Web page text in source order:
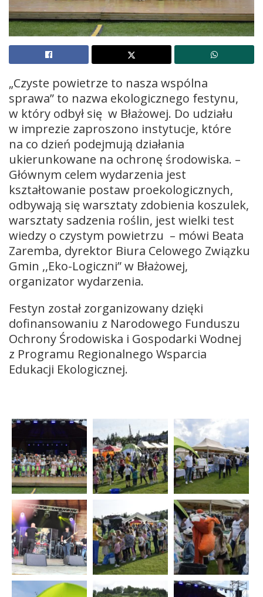
„Czyste powietrze to nasza wspólna
sprawa” to nazwa ekologicznego festynu,
w który odbył się w Błażowej. Do udziału
w imprezie zaproszono instytucje, które
na co dzień podejmują działania
ukierunkowane na ochronę środowiska. –
Głównym celem wydarzenia jest
kształtowanie postaw proekologicznych,
odbywają się warsztaty zdobienia koszulek,
warsztaty sadzenia roślin, jest wielki test
wiedzy o czystym powietrzu – mówi Beata
Zaremba, dyrektor Biura Celowego Związku
Gmin ,,Eko-Logiczni” w Błażowej,
organizator wydarzenia.
Festyn został zorganizowany dzięki
dofinansowaniu z Narodowego Funduszu
Ochrony Środowiska i Gospodarki Wodnej
z Programu Regionalnego Wsparcia
Edukacji Ekologicznej.